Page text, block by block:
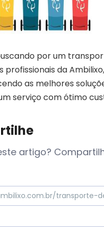
por um
profissionais da
as melhores
serviço com ótimo
artigo?